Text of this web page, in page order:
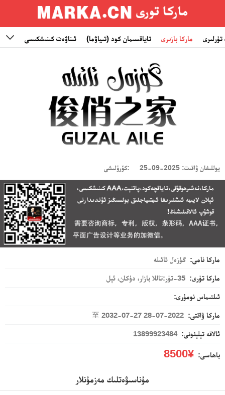
 تۈرلىرى ماركا بازىرى تاياقسىمان كود (تىياۋما) ئىناۋەت كىنىشكىسى
يوللىغان ۋاقىت: 2025-09-25 كۆرۈلىشى:
ماركا نامى: گۈزەل ئائىلە
ماركا تۈرى: 35-تۈر:تاللا بازار، دۇكان، ئېل
ئىلتىماس نومۇرى:
ماركا ۋاقتى: 2022-07-28 至 2032-07-27
ئالاقە تېلېفونى: 13899923484
باھاسى: ¥8500
مۇناسىۋەتلىك مەزمۇنلار